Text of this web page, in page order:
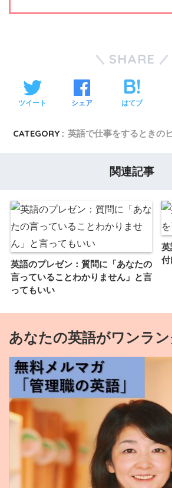
SHARE
ツイート シェア はてブ
CATEGORY : 英語で仕事をするときの
関連記事
英語のプレゼン：質問に「あなたの
言っていることわかりません」と言
ってもいい
英
付
あなたの英語がワンラン